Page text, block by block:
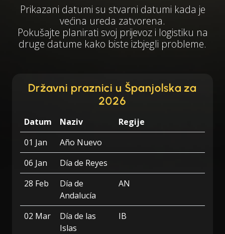
Prikazani datumi su stvarni datumi kada je
većina ureda zatvorena.
Pokušajte planirati svoj prijevoz i logistiku na
druge datume kako biste izbjegli probleme.
Državni praznici u Španjolska za
2026
Datum Naziv
Regije
01 Jan
Año Nuevo
06 Jan
Día de Reyes
28 Feb
Día de
Andalucía
AN
02 Mar
Día de las
Islas
IB